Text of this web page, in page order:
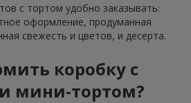
с тортом удобно заказывать:
оформление, продуманная
свежесть и цветов, и десерта.
коробку с
мини-тортом?